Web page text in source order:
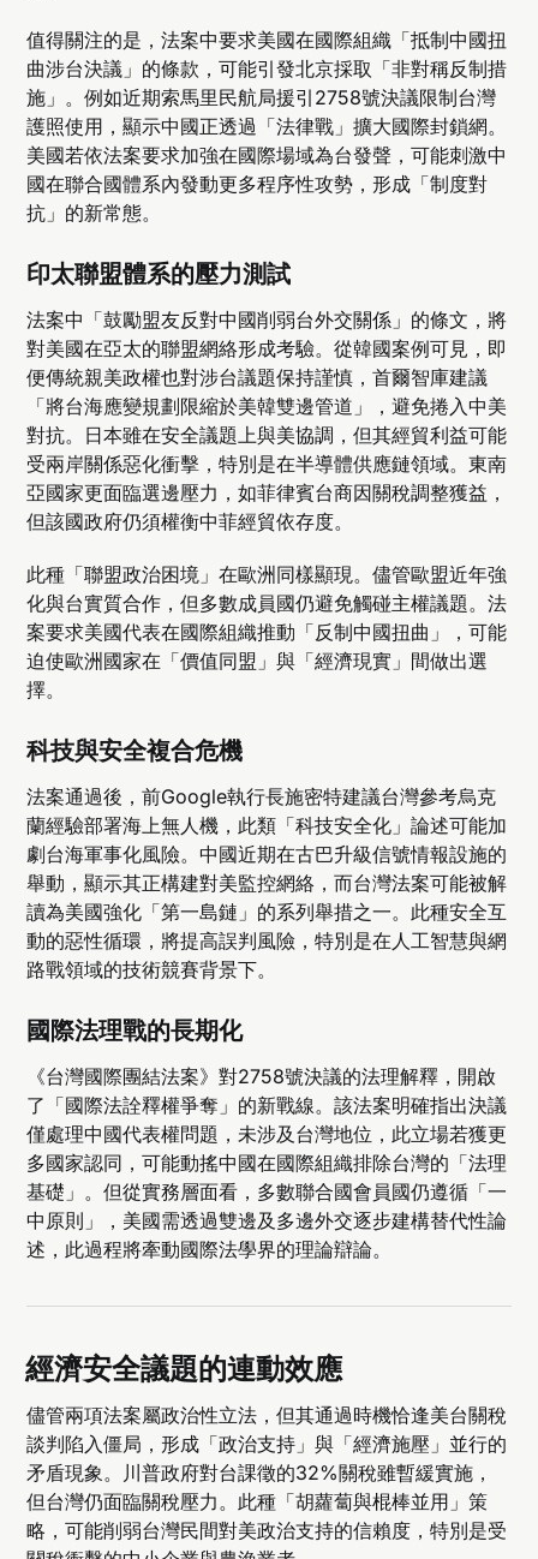
值得關注的是，法案中要求美國在國際組織「抵制中國扭
曲涉台決議」的條款，可能引發北京採取「非對稱反制措
施」。例如近期索馬里民航局援引2758號決議限制台灣
護照使用，顯示中國正透過「法律戰」擴大國際封鎖網。
美國若依法案要求加強在國際場域為台發聲，可能刺激中
國在聯合國體系內發動更多程序性攻勢，形成「制度對
抗」的新常態。
印太聯盟體系的壓力測試
法案中「鼓勵盟友反對中國削弱台外交關係」的條文，將
對美國在亞太的聯盟網絡形成考驗。從韓國案例可見，即
便傳統親美政權也對涉台議題保持謹慎，首爾智庫建議
「將台海應變規劃限縮於美韓雙邊管道」，避免捲入中美
對抗。日本雖在安全議題上與美協調，但其經貿利益可能
受兩岸關係惡化衝擊，特別是在半導體供應鏈領域。東南
亞國家更面臨選邊壓力，如菲律賓台商因關稅調整獲益，
但該國政府仍須權衡中菲經貿依存度。
此種「聯盟政治困境」在歐洲同樣顯現。儘管歐盟近年強
化與台實質合作，但多數成員國仍避免觸碰主權議題。法
案要求美國代表在國際組織推動「反制中國扭曲」，可能
迫使歐洲國家在「價值同盟」與「經濟現實」間做出選
擇。
科技與安全複合危機
法案通過後，前Google執行長施密特建議台灣參考烏克
蘭經驗部署海上無人機，此類「科技安全化」論述可能加
劇台海軍事化風險。中國近期在古巴升級信號情報設施的
舉動，顯示其正構建對美監控網絡，而台灣法案可能被解
讀為美國強化「第一島鏈」的系列舉措之一。此種安全互
動的惡性循環，將提高誤判風險，特別是在人工智慧與網
路戰領域的技術競賽背景下。
國際法理戰的長期化
《台灣國際團結法案》對2758號決議的法理解釋，開啟
了「國際法詮釋權爭奪」的新戰線。該法案明確指出決議
僅處理中國代表權問題，未涉及台灣地位，此立場若獲更
多國家認同，可能動搖中國在國際組織排除台灣的「法理
基礎」。但從實務層面看，多數聯合國會員國仍遵循「一
中原則」，美國需透過雙邊及多邊外交逐步建構替代性論
述，此過程將牽動國際法學界的理論辯論。
經濟安全議題的連動效應
儘管兩項法案屬政治性立法，但其通過時機恰逢美台關稅
談判陷入僵局，形成「政治支持」與「經濟施壓」並行的
矛盾現象。川普政府對台課徵的32%關稅雖暫緩實施，
但台灣仍面臨關稅壓力。此種「胡蘿蔔與棍棒並用」策
略，可能削弱台灣民間對美政治支持的信賴度，特別是受